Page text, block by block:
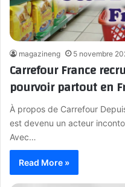
magazineng 5 novembre
Carrefour France
pourvoir partout en
À propos de Carrefour
est devenu un acteur
Avec…
Read More »